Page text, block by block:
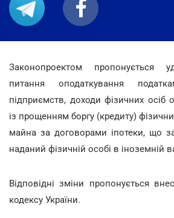
Законопроектом пропонується
питання оподаткування
підприємств, доходи фізичних осіб
із прощенням боргу (кредиту)
майна за договорами іпотеки, що
наданий фізичній особі в іноземній
Відповідні зміни пропонується
кодексу України.